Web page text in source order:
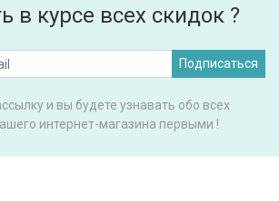
в курсе всех скидок ?
Подписаться
и вы будете узнавать обо всех
интернет-магазина первыми !